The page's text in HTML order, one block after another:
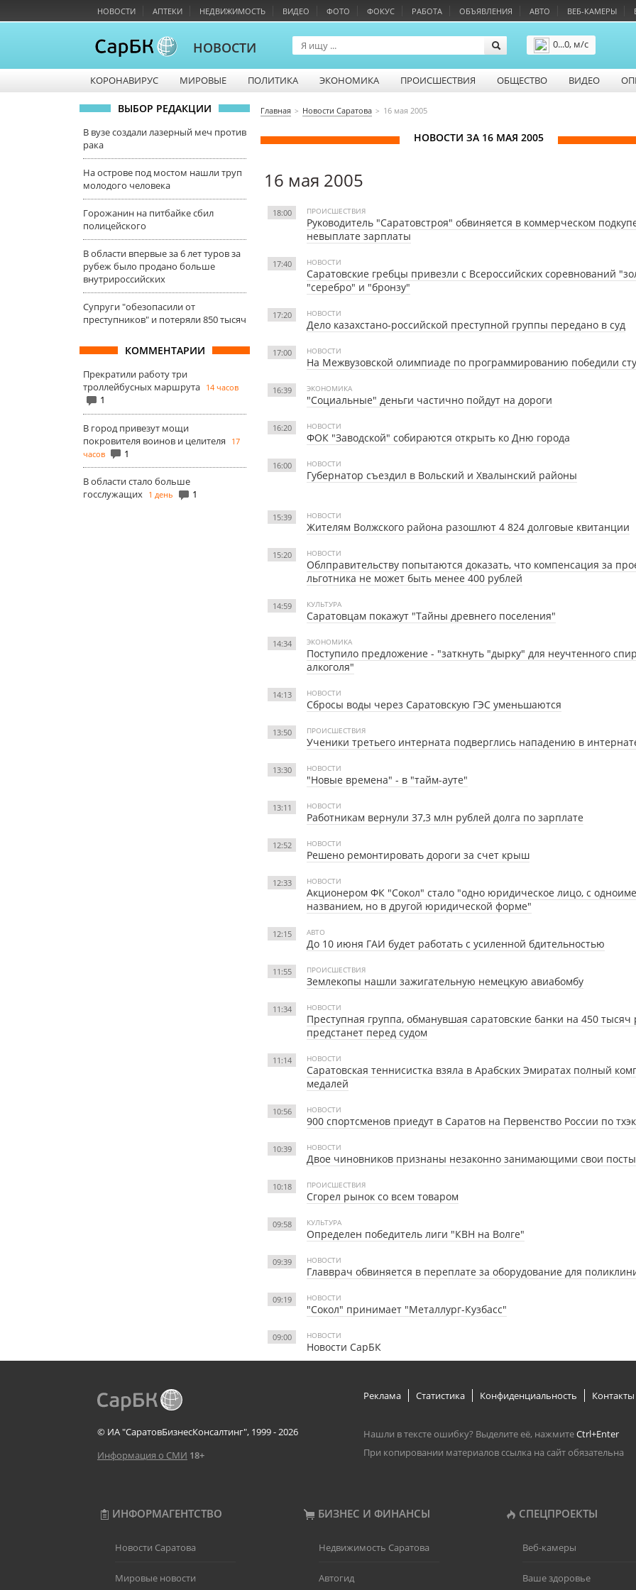
НОВОСТИ АПТЕКИ НЕДВИЖИМОСТЬ ВИДЕО ФОТО ФОКУС РАБОТА ОБЪЯВЛЕНИЯ АВТО ВЕБ-КАМЕРЫ
НОВОСТИ
0...0, м/с
КОРОНАВИРУС МИРОВЫЕ ПОЛИТИКА ЭКОНОМИКА ПРОИСШЕСТВИЯ ОБЩЕСТВО ВИДЕО
ВЫБОР РЕДАКЦИИ
В вузе создали лазерный меч против
рака
На острове под мостом нашли труп
молодого человека
Горожанин на питбайке сбил
полицейского
В области впервые за 6 лет туров за
рубеж было продано больше
внутрироссийских
Супруги "обезопасили от
преступников" и потеряли 850 тысяч
КОММЕНТАРИИ
Прекратили работу три
троллейбусных маршрута 14 часов
1
В город привезут мощи
покровителя воинов и целителя
17
часов
1
В области стало больше
госслужащих 1 день 1
Главная Новости Саратова 16 мая 2005
НОВОСТИ ЗА 16 МАЯ 2005
16 мая 2005
18:00 ПРОИСШЕСТВИЯ
Руководитель "Cаратовстроя" обвиняется в коммерческом
невыплате зарплаты
17:40 НОВОСТИ
Саратовские гребцы привезли с Всероссийских соревнований
"серебро" и "бронзу"
17:20 НОВОСТИ
Дело казахстано-российской преступной группы передано в суд
17:00 НОВОСТИ
На Межвузовской олимпиаде по программированию победили
16:39 ЭКОНОМИКА
"Социальные" деньги частично пойдут на дороги
16:20 НОВОСТИ
ФОК "Заводской" собираются открыть ко Дню города
16:00 НОВОСТИ
Губернатор съездил в Вольский и Хвалынский районы
15:39 НОВОСТИ
Жителям Волжского района разошлют 4 824 долговые квитанции
15:20 НОВОСТИ
Облправительству попытаются доказать, что компенсация за
льготника не может быть менее 400 рублей
14:59 КУЛЬТУРА
Саратовцам покажут "Тайны древнего поселения"
14:34 ЭКОНОМИКА
Поступило предложение - "заткнуть "дырку" для неучтенного
алкоголя"
14:13 НОВОСТИ
Сбросы воды через Саратовскую ГЭС уменьшаются
13:50 ПРОИСШЕСТВИЯ
Ученики третьего интерната подверглись нападению в
13:30 НОВОСТИ
"Новые времена" - в "тайм-ауте"
13:11 НОВОСТИ
Работникам вернули 37,3 млн рублей долга по зарплате
12:52 НОВОСТИ
Решено ремонтировать дороги за счет крыш
12:33 НОВОСТИ
Акционером ФК "Сокол" стало "одно юридическое лицо, с
названием, но в другой юридической форме"
12:15 АВТО
До 10 июня ГАИ будет работать с усиленной бдительностью
11:55 ПРОИСШЕСТВИЯ
Землекопы нашли зажигательную немецкую авиабомбу
11:34 НОВОСТИ
Преступная группа, обманувшая саратовские банки на 450 тысяч
предстанет перед судом
11:14 НОВОСТИ
Саратовская теннисистка взяла в Арабских Эмиратах полный
медалей
10:56 НОВОСТИ
900 спортсменов приедут в Саратов на Первенство России по
10:39 НОВОСТИ
Двое чиновников признаны незаконно занимающими свои посты
10:18 ПРОИСШЕСТВИЯ
Сгорел рынок со всем товаром
09:58 КУЛЬТУРА
Определен победитель лиги "КВН на Волге"
09:39 НОВОСТИ
Главврач обвиняется в переплате за оборудование для
09:19 НОВОСТИ
"Сокол" принимает "Металлург-Кузбасс"
09:00 НОВОСТИ
Новости СарБК
© ИА "СаратовБизнесКонсалтинг", 1999 - 2026
Информация о СМИ 18+
Реклама Статистика Конфиденциальность Контакты
Нашли в тексте ошибку? Выделите её, нажмитеCtrl+Enter
При копировании материалов ссылка на сайт обязательна
ИНФОРМАГЕНТСТВО БИЗНЕС И ФИНАНСЫ СПЕЦПРОЕКТЫ
Новости Саратова
Мировые новости
Недвижимость Саратова
Автогид
Веб-камеры
Ваше здоровье